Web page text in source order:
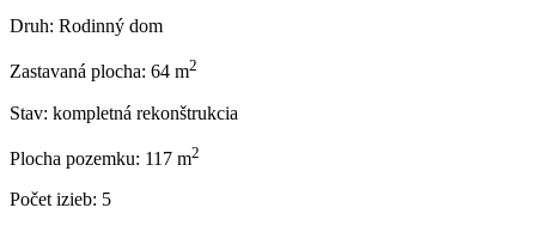
Druh: Rodinný dom
Zastavaná plocha: 64 m2
Stav: kompletná rekonštrukcia
Plocha pozemku: 117 m2
Počet izieb: 5